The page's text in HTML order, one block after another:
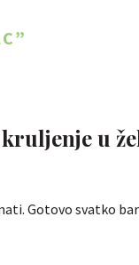
u
Gotovo svatko